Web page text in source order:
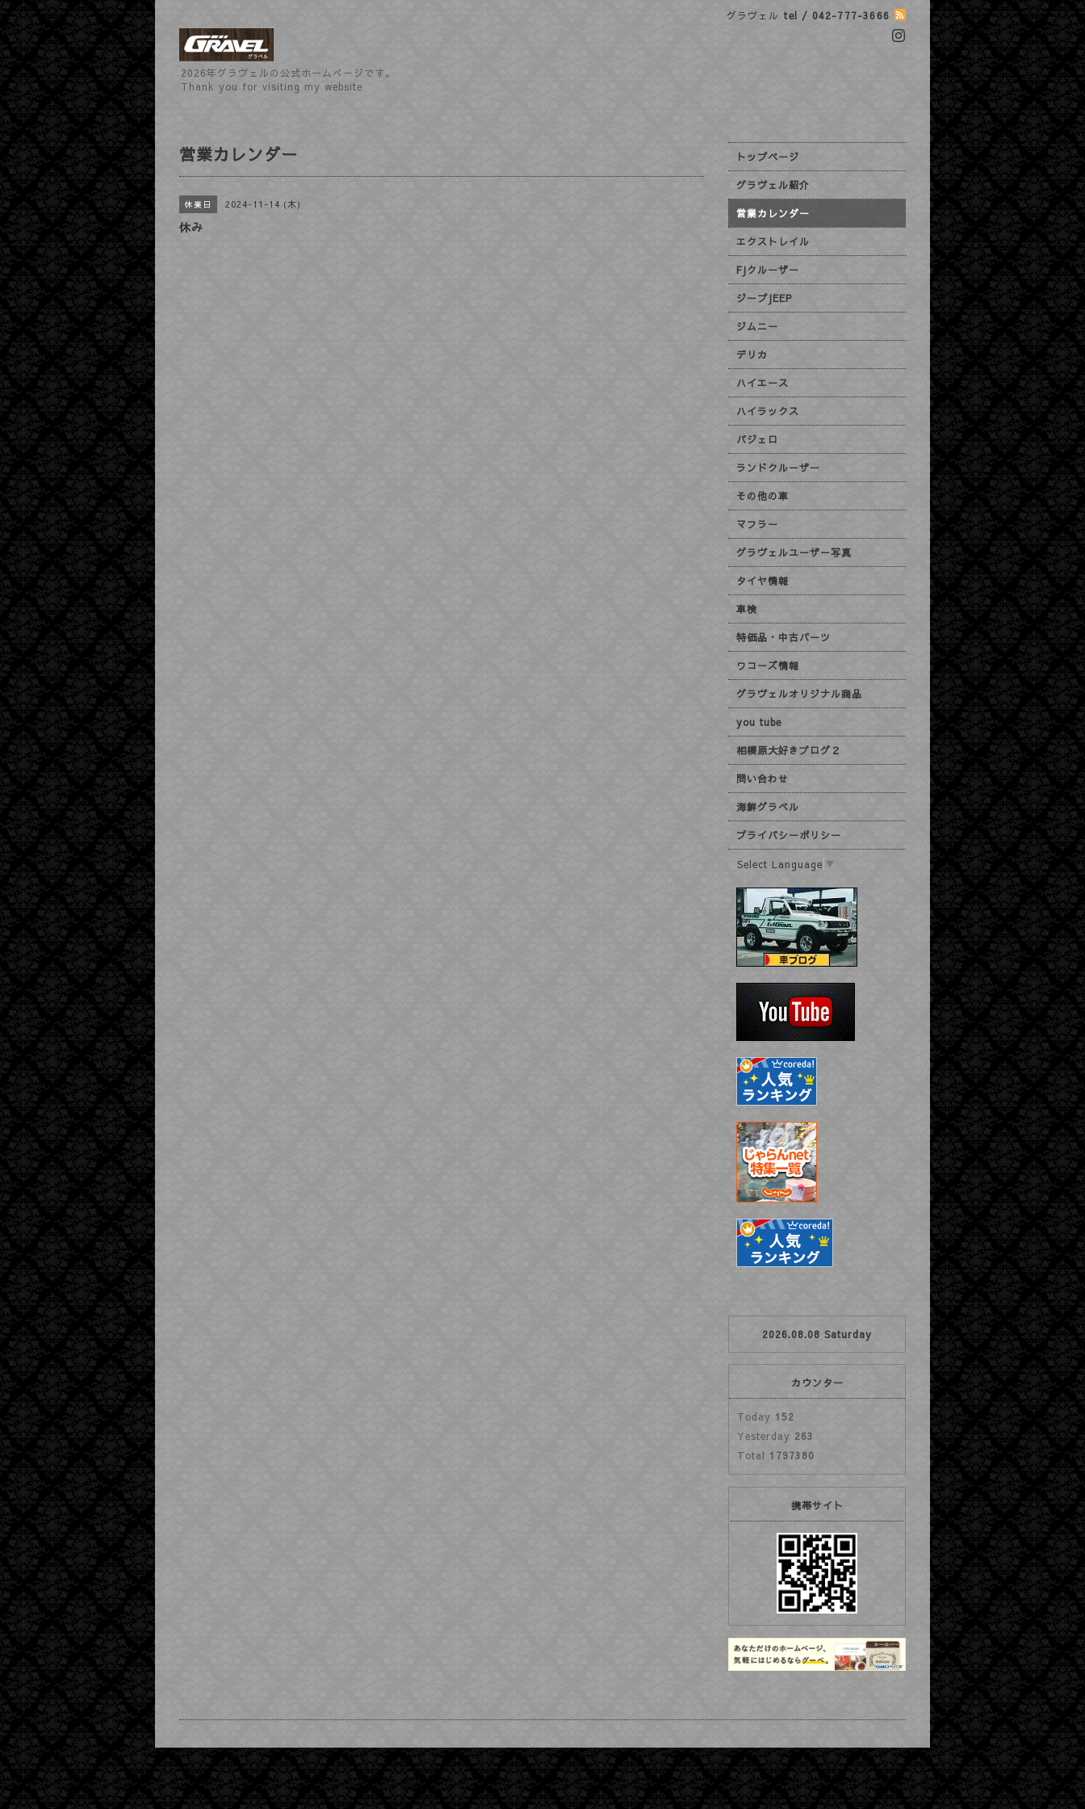
グラヴェル tel / 042-777-3666
2026年グラヴェルの公式ホームぺージです。
Thank you for visiting my website
営業カレンダー
休業日 2024-11-14 (木)
休み
トップページ
グラヴェル紹介
営業カレンダー
エクストレイル
FJクルーザー
ジープJEEP
ジムニー
デリカ
ハイエース
ハイラックス
パジェロ
ランドクルーザー
その他の車
マフラー
グラヴェルユーザー写真
タイヤ情報
車検
特価品・中古パーツ
ワコーズ情報
グラヴェルオリジナル商品
you tube
相模原大好きブログ２
問い合わせ
海鮮グラベル
プライバシーポリシー
Select Language ▼
2026.08.08 Saturday
カウンター
Today 152
Yesterday 263
Total 1797380
携帯サイト